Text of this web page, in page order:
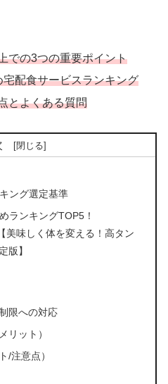
での3つの重要ポイント
配食サービスランキング
とよくある質問
ング選定基準
ランキングTOP5！
美味しく体を変える！高タン
版】
限への対応
リット）
/注意点）